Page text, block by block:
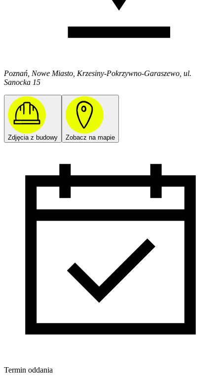
Poznań, Nowe Miasto, Krzesiny-Pokrzywno-Garaszewo, ul.
Sanocka 15
Zdjęcia z budowy Zobacz na mapie
Termin oddania